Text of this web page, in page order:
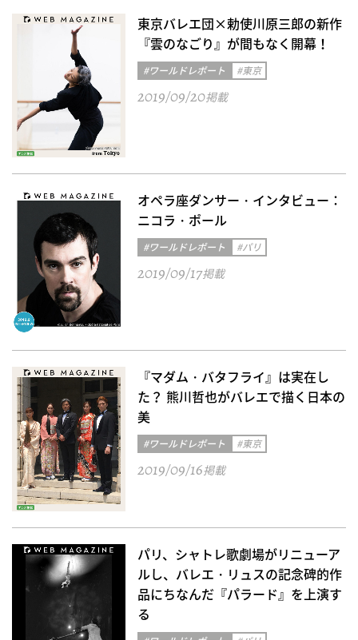
東京バレエ団×勅使川原三郎の新作
『雲のなごり』が間もなく開幕！
#ワールドレポート #東京
2019/09/20掲載
オペラ座ダンサー・インタビュー：
ニコラ・ポール
#ワールドレポート #パリ
2019/09/17掲載
『マダム・バタフライ』は実在し
た？ 熊川哲也がバレエで描く日本の
美
#ワールドレポート #東京
2019/09/16掲載
パリ、シャトレ歌劇場がリニューア
ルし、バレエ・リュスの記念碑的作
品にちなんだ『パラード』を上演す
る